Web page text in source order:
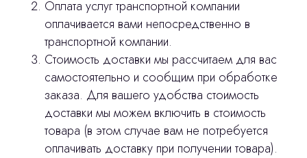
Оплата услуг транспортной компании
оплачивается вами непосредственно в
транспортной компании.
Стоимость доставки мы рассчитаем для вас
самостоятельно и сообщим при обработке
заказа. Для вашего удобства стоимость
доставки мы можем включить в стоимость
товара (в этом случае вам не потребуется
оплачивать доставку при получении товара).
Остались вопросы
оставьте контакты, мы свяжемся и
ответим на все вопросы
© 2024 ЛС Дентал Групп
Главная